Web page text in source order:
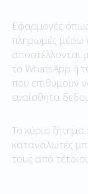
Εφαρμογές
πληρωμές μέσω
το WhatsApp ή
που επιθυμούν
ευαίσθητα
Το κύριο ζήτημα
καταναλωτές
τους από